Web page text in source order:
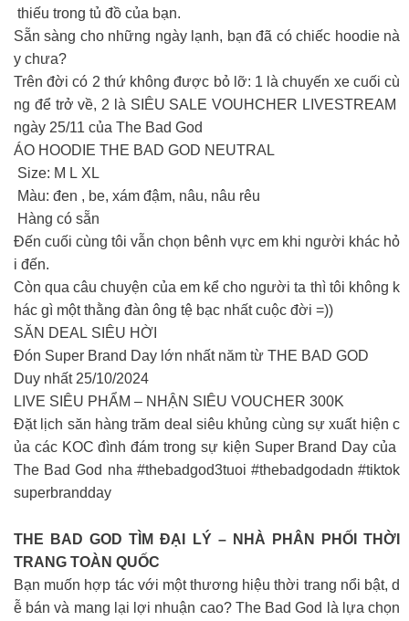
thiếu trong tủ đồ của bạn.
Sẵn sàng cho những ngày lạnh, bạn đã có chiếc hoodie nà
y chưa?
Trên đời có 2 thứ không được bỏ lỡ: 1 là chuyến xe cuối cù
ng để trở về, 2 là SIÊU SALE VOUHCHER LIVESTREAM
ngày 25/11 của The Bad God
ÁO HOODIE THE BAD GOD NEUTRAL
Size: M L XL
Màu: đen , be, xám đậm, nâu, nâu rêu
Hàng có sẵn
Đến cuối cùng tôi vẫn chọn bênh vực em khi người khác hỏ
i đến.
Còn qua câu chuyện của em kể cho người ta thì tôi không k
hác gì một thằng đàn ông tệ bạc nhất cuộc đời =))
SĂN DEAL SIÊU HỜI
Đón Super Brand Day lớn nhất năm từ THE BAD GOD
Duy nhất 25/10/2024
LIVE SIÊU PHẨM – NHẬN SIÊU VOUCHER 300K
Đặt lịch săn hàng trăm deal siêu khủng cùng sự xuất hiện c
ủa các KOC đình đám trong sự kiện Super Brand Day của
The Bad God nha #thebadgod3tuoi #thebadgodadn #tiktok
superbrandday
THE BAD GOD TÌM ĐẠI LÝ – NHÀ PHÂN PHỐI THỜI
TRANG TOÀN QUỐC
Bạn muốn hợp tác với một thương hiệu thời trang nổi bật, d
ễ bán và mang lại lợi nhuận cao? The Bad God là lựa chọn